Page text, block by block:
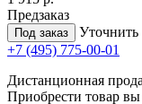
Предзаказ
Под заказ
Уточнить
+7 (495) 775-00-01
Дистанционная
Приобрести товар